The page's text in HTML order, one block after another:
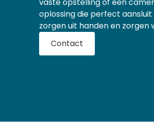
vaste opstelling of een
oplossing die perfect
zorgen uit handen en zorgen
Contact